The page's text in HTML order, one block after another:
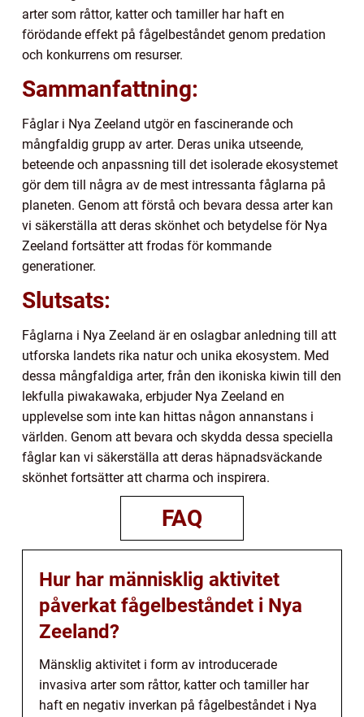
arter som råttor, katter och tamiller har haft en
förödande effekt på fågelbeståndet genom predation
och konkurrens om resurser.
Sammanfattning:
Fåglar i Nya Zeeland utgör en fascinerande och
mångfaldig grupp av arter. Deras unika utseende,
beteende och anpassning till det isolerade ekosystemet
gör dem till några av de mest intressanta fåglarna på
planeten. Genom att förstå och bevara dessa arter kan
vi säkerställa att deras skönhet och betydelse för Nya
Zeeland fortsätter att frodas för kommande
generationer.
Slutsats:
Fåglarna i Nya Zeeland är en oslagbar anledning till att
utforska landets rika natur och unika ekosystem. Med
dessa mångfaldiga arter, från den ikoniska kiwin till den
lekfulla piwakawaka, erbjuder Nya Zeeland en
upplevelse som inte kan hittas någon annanstans i
världen. Genom att bevara och skydda dessa speciella
fåglar kan vi säkerställa att deras häpnadsväckande
skönhet fortsätter att charma och inspirera.
FAQ
Hur har människlig aktivitet
påverkat fågelbeståndet i Nya
Zeeland?
Mänsklig aktivitet i form av introducerade
invasiva arter som råttor, katter och tamiller har
haft en negativ inverkan på fågelbeståndet i Nya